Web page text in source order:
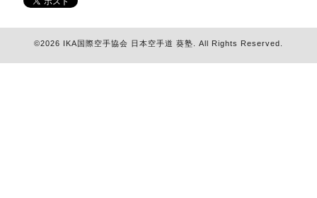
©2026 IKA国際空手協会 日本空手道 葵塾 . All Rights Reserved.